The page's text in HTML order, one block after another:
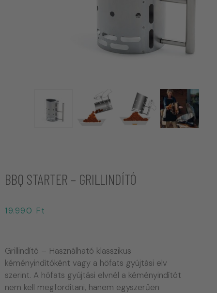
BBQ STARTER – GRILLINDÍTÓ
19.990 Ft
Grillindító – Használható klasszikus
kéményindítóként vagy a höfats gyújtási elv
szerint. A höfats gyújtási elvnél a kéményindítót
nem kell megfordítani, hanem egyszerűen